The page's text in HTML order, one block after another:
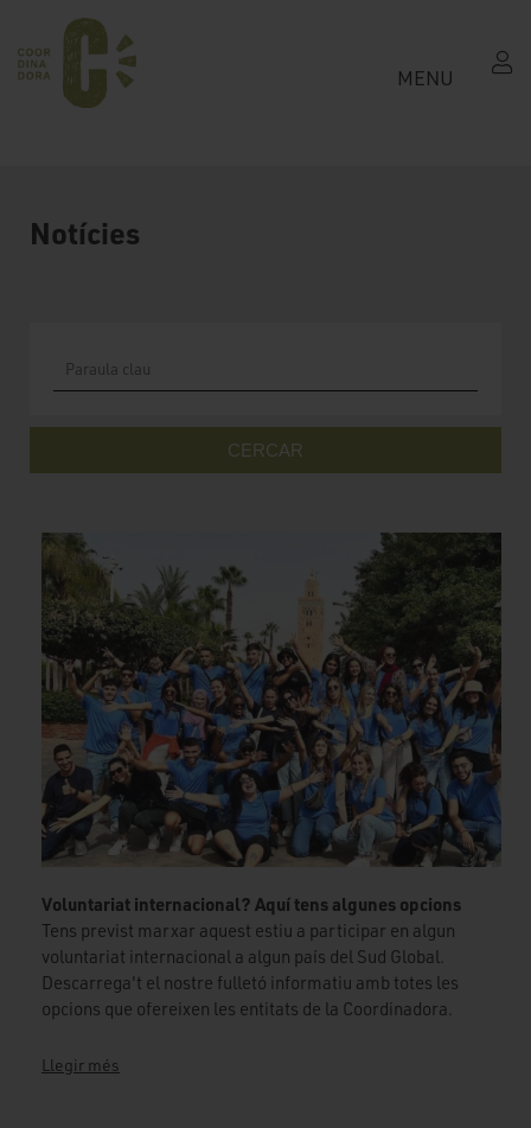
MENU
Notícies
CERCAR
Voluntariat internacional? Aquí tens algunes opcions
Tens previst marxar aquest estiu a participar en algun
voluntariat internacional a algun país del Sud Global.
Descarrega't el nostre fulletó informatiu amb totes les
opcions que ofereixen les entitats de la Coordinadora.
Llegir més